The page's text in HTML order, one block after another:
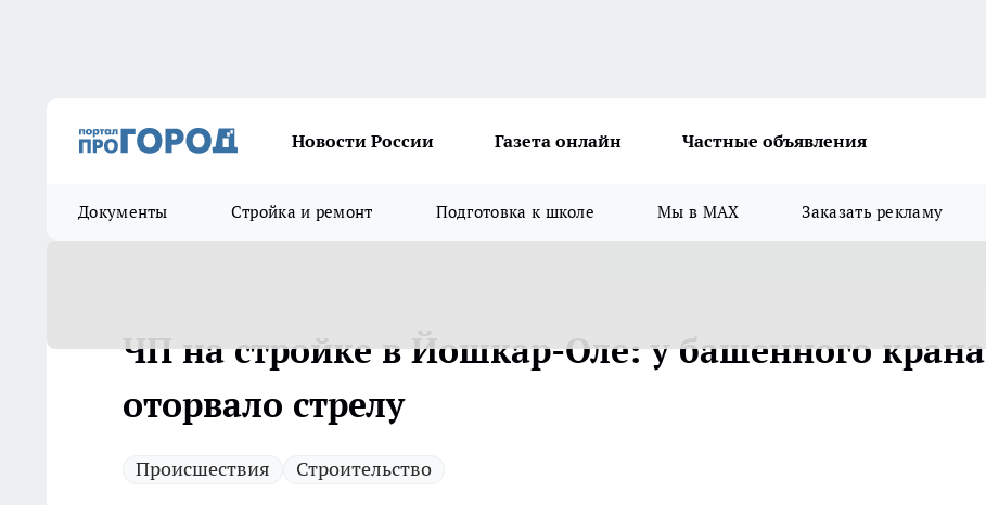
Новости России Газета онлайн Частные объявления
Документы Стройка и ремонт Подготовка к школе Мы в MAX Заказать рекламу
ЧП на стройке в Йошкар-Оле: у башенного крана
оторвало стрелу
Происшествия Строительство